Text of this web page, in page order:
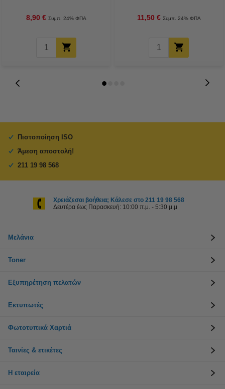
8,90 € Συμπ. 24% ΦΠΑ 11,50 € Συμπ. 24% ΦΠΑ
Πιστοποίηση ISO
Άμεση αποστολή!
211 19 98 568
Χρειάζεσαι βοήθεια; Κάλεσε στο 211 19 98 568
Δευτέρα έως Παρασκευή: 10:00 π.μ. - 5:30 μ.μ
Μελάνια
Toner
Εξυπηρέτηση πελατών
Εκτυπωτές
Φωτοτυπικά Χαρτιά
Ταινίες & ετικέτες
Η εταιρεία